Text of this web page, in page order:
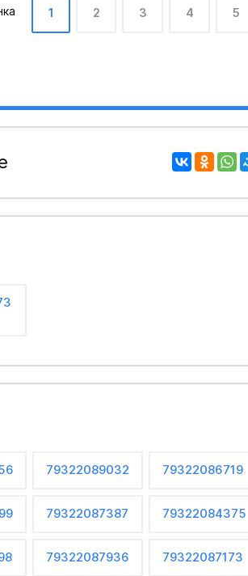
1 2 3 4 5
79322089032 79322086719
79322087387 79322084375
79322087936 79322087173